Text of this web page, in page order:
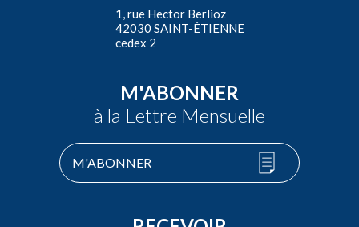
1, rue Hector Berlioz
42030 SAINT-ÉTIENNE
cedex 2
M'ABONNER
à la Lettre Mensuelle
M'ABONNER